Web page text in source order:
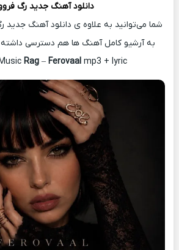
دانلود آهنگ جدید رگ
شما می‌توانید به علاوه ی دانلود آهنگ جدید
به آرشیو کامل آهنگ ها هم دسترسی داشته
Rag – Ferovaal mp3 + lyric